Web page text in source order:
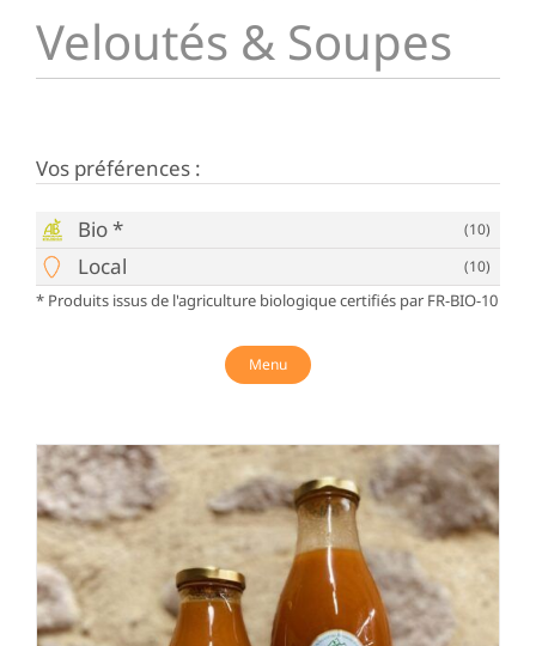
Veloutés & Soupes
Vos préférences :
Bio * (10)
Local (10)
* Produits issus de l'agriculture biologique certifiés par FR-BIO-10
Menu